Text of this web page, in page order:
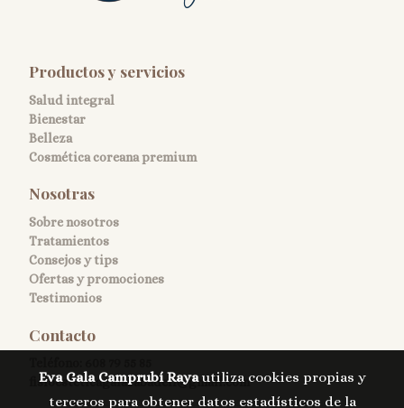
Productos y servicios
Salud integral
Bienestar
Belleza
Cosmética coreana premium
Nosotras
Sobre nosotros
Tratamientos
Consejos y tips
Ofertas y promociones
Testimonios
Contacto
fisioesteticagalasabadell@gmail.com
Eva Gala Camprubí Rayautiliza cookies propias y
terceros para obtener datos estadísticos de la